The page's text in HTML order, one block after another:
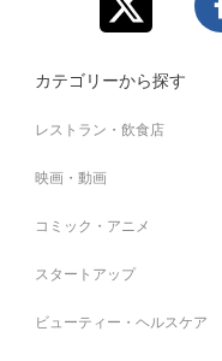
カテゴリーから探す
レストラン・飲食店
映画・動画
コミック・アニメ
スタートアップ
ビューティー・ヘルスケア